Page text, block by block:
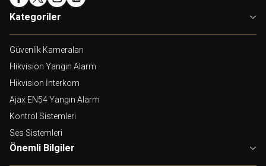
Kategoriler
Güvenlik Kameraları
Hikvision Yangın Alarm
Hikvision İnterkom
Ajax EN54 Yangın Alarm
Kontrol Sistemleri
Ses Sistemleri
Önemli Bilgiler